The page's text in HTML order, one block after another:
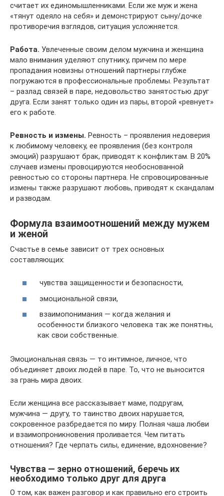
считает их единомышленниками. Если же муж и жена
«тянут одеяло на себя» и демонстрируют сыну/дочке
противоречия взглядов, ситуация усложняется.
Работа. Увлеченные своим делом мужчина и женщина
мало внимания уделяют спутнику, причем по мере
пропадания новизны отношений партнеры глубже
погружаются в профессиональные проблемы. Результат
– разлад связей в паре, недовольство занятостью друг
друга. Если занят только один из пары, второй «ревнует»
его к работе.
Ревность и измены. Ревность – проявления недоверия
к любимому человеку, ее проявления (без контроля
эмоций) разрушают брак, приводят к конфликтам. В 20%
случаев измены провоцируются необоснованной
ревностью со стороны партнера. Не спровоцированные
измены также разрушают любовь, приводят к скандалам
и разводам.
Формула взаимоотношений между мужем
и женой
Счастье в семье зависит от трех основных
составляющих:
чувства защищенности и безопасности,
эмоциональной связи,
взаимопонимания — когда желания и
особенности близкого человека так же понятны,
как свои собственные.
Эмоциональная связь — то интимное, личное, что
объединяет двоих людей в паре. То, что не выносится
за грань мира двоих.
Если женщина все рассказывает маме, подругам,
мужчина — другу, то таинство двоих нарушается,
сокровенное разбредается по миру. Полная чаша любви
и взаимопроникновения проливается. Чем питать
отношения? Где черпать силы, единение, вдохновение?
Чувства — зерно отношений, беречь их
необходимо только друг для друга
О том, как важен разговор и как правильно его строить